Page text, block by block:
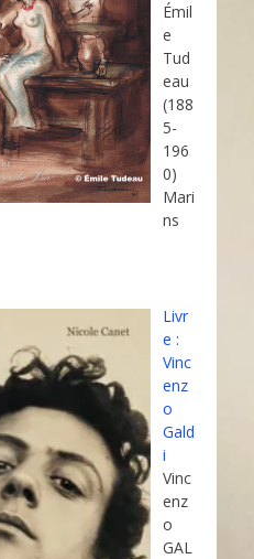
Émil
e
Tud
eau
(188
5-
196
0)
Mari
ns
Livr
e :
Vinc
enz
o
Gald
i
Vinc
enz
o
GAL